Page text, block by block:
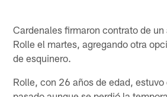
Cardenales firmaron contrato de
Rolle el martes, agregando otra
de esquinero.
Rolle, con 26 años de edad,